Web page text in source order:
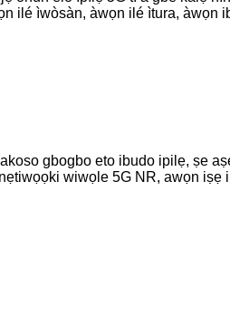
ilé ìwòsàn, àwọn ilé ìtura,
gbogbo eto ibudo ipilẹ, ṣe
wiwọle 5G NR, awọn